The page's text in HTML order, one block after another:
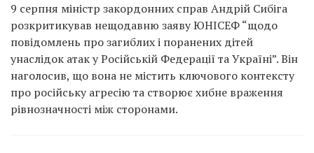
9 серпня міністр закордонних справ Андрій Сибіга
розкритикував нещодавню заяву ЮНІСЕФ “щодо
повідомлень про загиблих і поранених дітей
унаслідок атак у Російській Федерації та Україні”. Він
наголосив, що вона не містить ключового контексту
про російську агресію та створює хибне враження
рівнозначності між сторонами.